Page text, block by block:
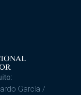
García /